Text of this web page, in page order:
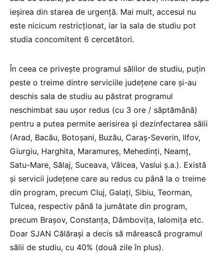
ieșirea din starea de urgență. Mai mult, accesul nu
este nicicum restricționat, iar la sala de studiu pot
studia concomitent 6 cercetători.
În ceea ce privește programul sălilor de studiu, puțin
peste o treime dintre serviciile județene care și-au
deschis sala de studiu au păstrat programul
neschimbat sau ușor redus (cu 3 ore / săptămână)
pentru a putea permite aerisirea și dezinfectarea sălii
(Arad, Bacău, Botoșani, Buzău, Caraș-Severin, Ilfov,
Giurgiu, Harghita, Maramureș, Mehedinți, Neamț,
Satu-Mare, Sălaj, Suceava, Vâlcea, Vaslui ș.a.). Există
și servicii județene care au redus cu până la o treime
din program, precum Cluj, Galați, Sibiu, Teorman,
Tulcea, respectiv până la jumătate din program,
precum Brașov, Constanța, Dâmbovița, Ialomița etc.
Doar SJAN Călărași a decis să mărească programul
sălii de studiu, cu 40% (două zile în plus).